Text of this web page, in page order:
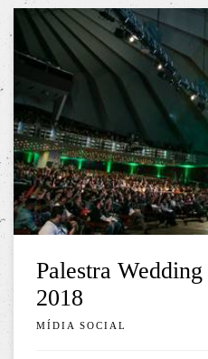
Palestra
2018
MÍDIA SOCIAL